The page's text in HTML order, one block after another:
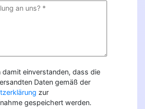
damit einverstanden, dass die
Daten gemäß der
zur
gespeichert werden.